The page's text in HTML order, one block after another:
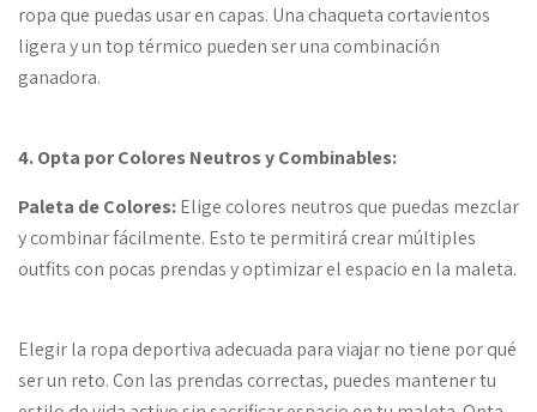
ropa que puedas usar en capas. Una chaqueta cortavientos
ligera y un top térmico pueden ser una combinación
ganadora.
4. Opta por Colores Neutros y Combinables:
Paleta de Colores:Elige colores neutros que puedas mezclar
y combinar fácilmente. Esto te permitirá crear múltiples
outfits con pocas prendas y optimizar el espacio en la maleta.
Elegir la ropa deportiva adecuada para viajar no tiene por qué
ser un reto. Con las prendas correctas, puedes mantener tu